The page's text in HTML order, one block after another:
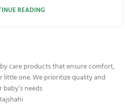
READING
care products that ensure comfort,
one. We prioritize quality and
needs